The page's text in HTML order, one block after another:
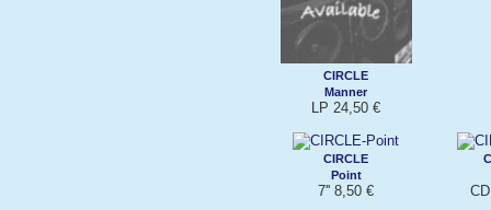
CIRCLE
Manner
LP 24,50 €
CIRCLE
Point
7'' 8,50 €